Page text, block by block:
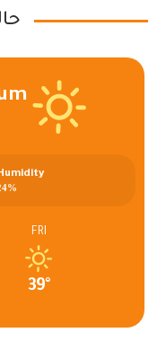
FRI
39°